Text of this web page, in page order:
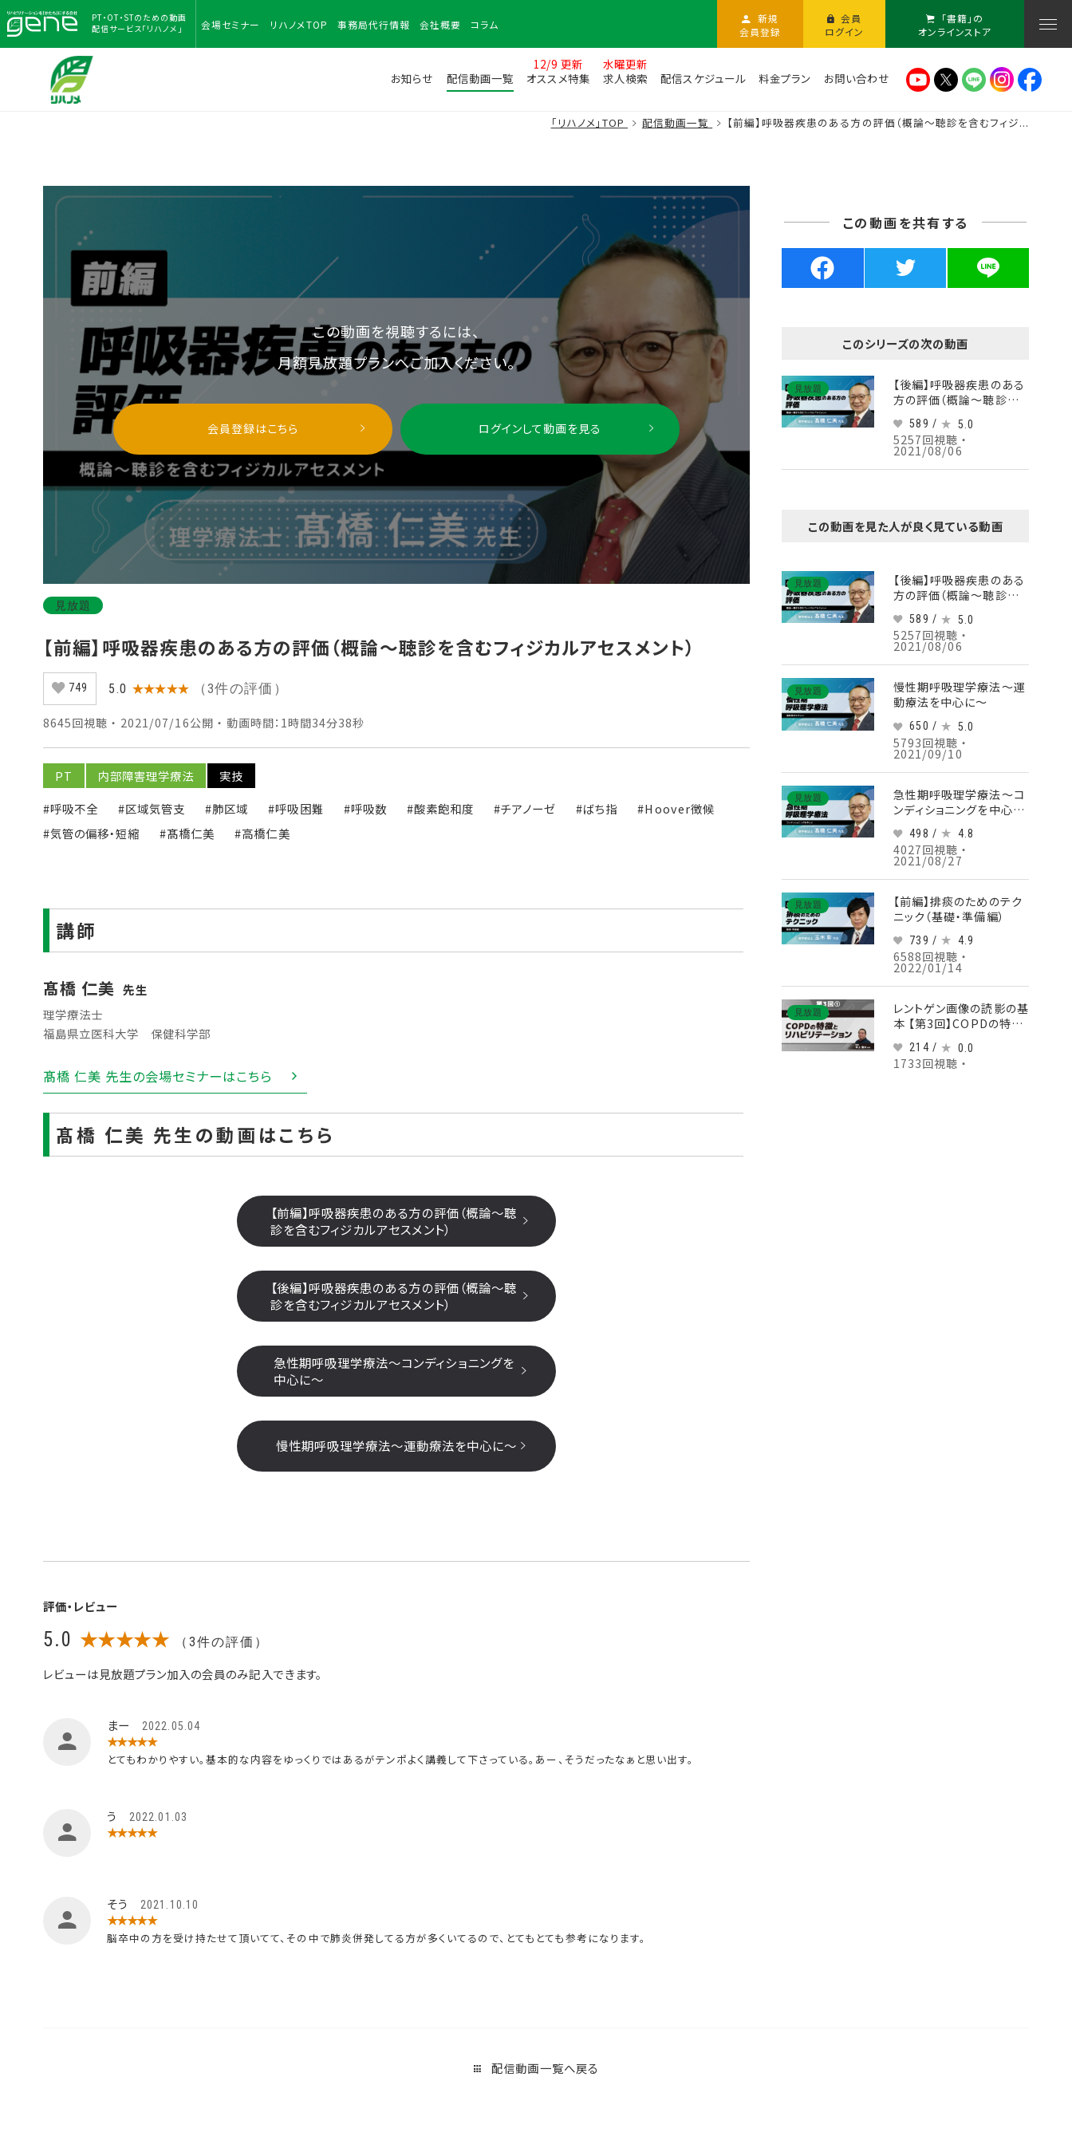
PT・OT・STのための動画
配信サービス「リハノメ」
会場セミナー リハノメTOP 事務局代行情報 会社概要 コラム
新規
会員登録
会員
ログイン
「書籍」の
オンラインストア
お知らせ 配信動画一覧
12/9 更新
オススメ特集
水曜更新
求人検索
配信スケジュール 料金プラン お問い合わせ
「リハノメ」TOP 配信動画一覧 【前編】呼吸器疾患のある方の評価（概論～聴診を含むフィジ...
この動画を視聴するには、
月額見放題プランへご加入ください。
会員登録はこちら ログインして動画を見る
見放題
【前編】呼吸器疾患のある方の評価（概論～聴診を含むフィジカルアセスメント）
749 5.0 ★★★★★ （3件の評価）
8645回視聴 ・ 2021/07/16公開 ・ 動画時間：1時間34分38秒
PT 内部障害理学療法
実技
#呼吸不全
#区域気管支 #肺区域 #呼吸困難 #呼吸数 #酸素飽和度 #チアノーゼ #ばち指
#Hoover徴候
#気管の偏移・短縮
#髙橋仁美 #高橋仁美
講師
髙橋 仁美 先生
理学療法士
福島県立医科大学 保健科学部
髙橋 仁美 先生の会場セミナーはこちら
髙橋 仁美 先生の動画はこちら
【前編】呼吸器疾患のある方の評価（概論～聴
診を含むフィジカルアセスメント）
【後編】呼吸器疾患のある方の評価（概論～聴
診を含むフィジカルアセスメント）
急性期呼吸理学療法～コンディショニングを
中心に～
慢性期呼吸理学療法～運動療法を中心に～
評価・レビュー
5.0 ★★★★★ （3件の評価）
レビューは見放題プラン加入の会員のみ記入できます。
まー 2022.05.04
★★★★★
とてもわかりやすい。基本的な内容をゆっくりではあるがテンポよく講義して下さっている。あー、そうだったなぁと思い出す。
う 2022.01.03
★★★★★
そう 2021.10.10
★★★★★
脳卒中の方を受け持たせて頂いてて、その中で肺炎併発してる方が多くいてるので、とてもとても参考になります。
この動画を共有する
このシリーズの次の動画
見放題
【後編】呼吸器疾患のある
方の評価（概論～聴診を
含むフィジカルアセスメン
ト）589 / 5.0
5257回視聴 ・
2021/08/06
この動画を見た人が良く見ている動画
見放題
【後編】呼吸器疾患のある
方の評価（概論～聴診を
含むフィジカルアセスメン
ト）589 / 5.0
5257回視聴 ・
2021/08/06
見放題
慢性期呼吸理学療法～運
動療法を中心に～
650 / 5.0
5793回視聴 ・
2021/09/10
見放題
急性期呼吸理学療法～コ
ンディショニングを中心に
498 / 4.8
4027回視聴 ・
2021/08/27
見放題
【前編】排痰のためのテク
ニック（基礎・準備編）
739 / 4.9
6588回視聴 ・
2022/01/14
見放題
レントゲン画像の読影の基
本 【第3回】COPDの特徴
とリハビリテーション
Part①COPDの疫学/病
態1
214 / 0.0
1733回視聴 ・
配信動画一覧へ戻る